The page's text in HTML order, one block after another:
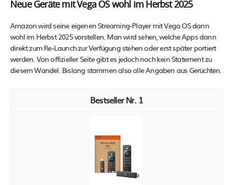
Neue Geräte mit Vega OS wohl im Herbst 2025
Amazon wird seine eigenen Streaming-Player mit Vega OS dann
wohl im Herbst 2025 vorstellen. Man wird sehen, welche Apps dann
direkt zum Re-Launch zur Verfügung stehen oder erst später portiert
werden. Von offizieller Seite gibt es jedoch noch kein Statement zu
diesem Wandel. Bislang stammen also alle Angaben aus Gerüchten.
1